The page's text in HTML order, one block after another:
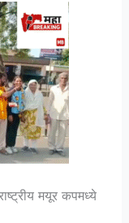
मयूर कपमध्ये